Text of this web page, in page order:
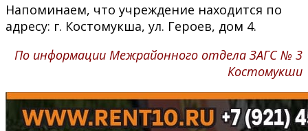
Напоминаем, что учреждение находится по
адресу: г. Костомукша, ул. Героев, дом 4.
По информации Межрайонного отдела ЗАГС № 3
Костомукши